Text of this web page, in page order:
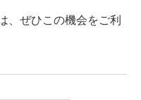
、ぜひこの機会をご利